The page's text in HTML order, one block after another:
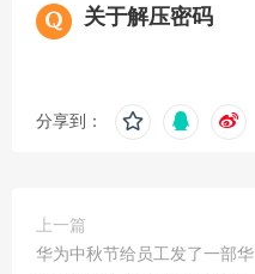
关于解压密码
分享到：
上一篇
华为中秋节给员工发了一部华